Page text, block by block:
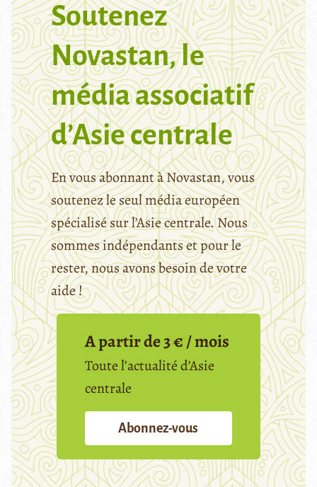
Soutenez
Novastan, le
média associatif
d’Asie centrale
En vous abonnant à Novastan, vous
soutenez le seul média européen
spécialisé sur l’Asie centrale. Nous
sommes indépendants et pour le
rester, nous avons besoin de votre
aide !
A partir de 3 € / mois
Toute l’actualité d’Asie
centrale
Abonnez-vous